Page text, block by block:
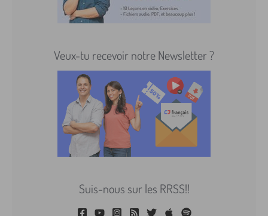
Veux-tu recevoir notre Newsletter ?
Suis-nous sur les RRSS!!